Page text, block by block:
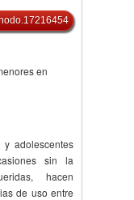
en
adolescentes
sin la
hacen
de uso entre